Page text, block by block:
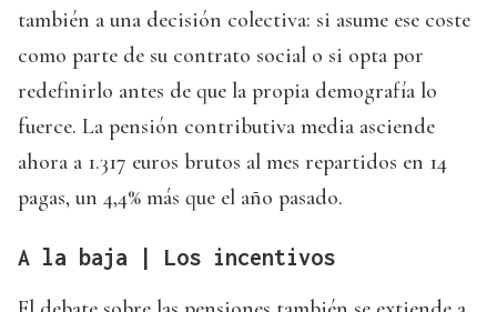
también a una decisión colectiva: si asume ese coste
como parte de su contrato social o si opta por
redefinirlo antes de que la propia demografía lo
fuerce. La pensión contributiva media asciende
ahora a 1.317 euros brutos al mes repartidos en 14
pagas, un 4,4% más que el año pasado.
A la baja | Los incentivos